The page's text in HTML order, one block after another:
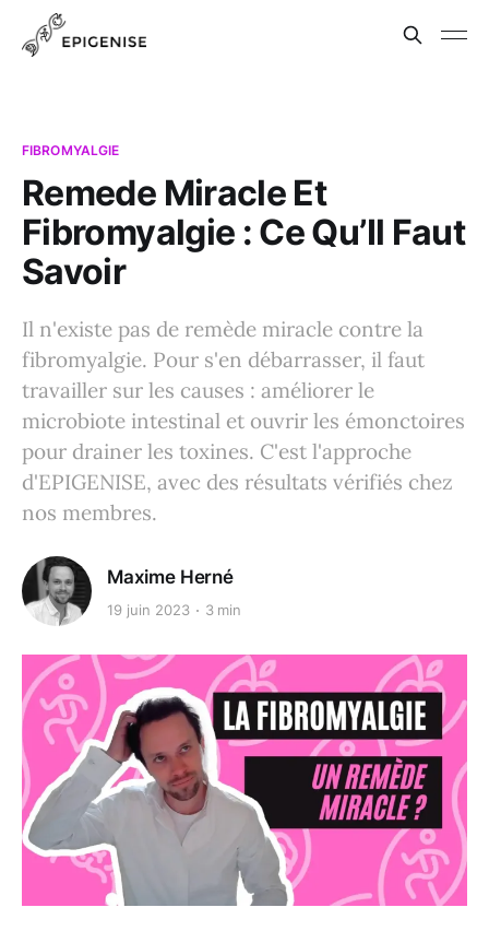
FIBROMYALGIE
Remede Miracle Et
Fibromyalgie : Ce Qu’Il Faut
Savoir
Il n'existe pas de remède miracle contre la
fibromyalgie. Pour s'en débarrasser, il faut
travailler sur les causes : améliorer le
microbiote intestinal et ouvrir les émonctoires
pour drainer les toxines. C'est l'approche
d'EPIGENISE, avec des résultats vérifiés chez
nos membres.
Maxime Herné
19 juin 2023 3 min